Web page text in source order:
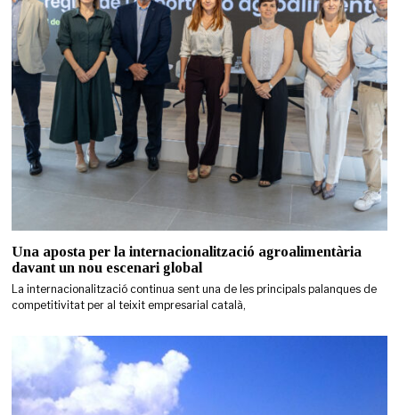
Una aposta per la internacionalització agroalimentària
davant un nou escenari global
La internacionalització continua sent una de les principals palanques de
competitivitat per al teixit empresarial català,